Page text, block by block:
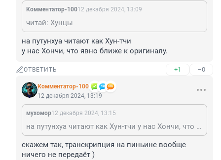
Комментатор-10012 декабря 2024, 13:09
читай: Хунцы
на путунхуа читают как Хун-тчи
у нас Хончи, что явно ближе к оригиналу.
ОТВЕТИТЬ +1 –0
Комментатор-100
12 декабря 2024, 13:19
мухомор12 декабря 2024, 13:15
на путунхуа читают как Хун-тчи у нас Хончи, что явно ближе к оригиналу.
скажем так, транскрипция на пиньине вообще
ничего не передаёт )